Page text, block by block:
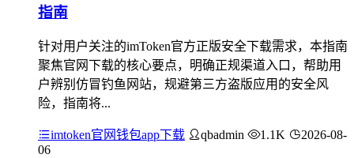
指南
针对用户关注的imToken官方正版安全下载需求，本指南
聚焦官网下载的核心要点，明确正规渠道入口，帮助用
户辨别仿冒钓鱼网站，规避第三方盗版应用的安全风
险，指南将...
imtoken官网钱包app下载 qbadmin 1.1K
2026-08-
06